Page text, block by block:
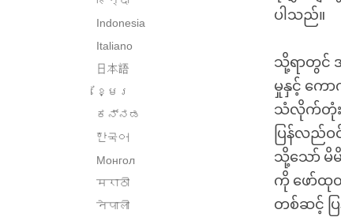
Indonesia
Italiano
日本語
ខ្មែរ
ಕನ್ನಡ
한국어
Монгол
मराठी
नेपाली
ပါသည်။
သို့ရာတွင် အ
မှုနှင့် ကေ
သံလိုက်တုံး
ပြန်လည်
သို့သော် မိ
ကို ဖော်ထု
တစ်ဆင့် ပ